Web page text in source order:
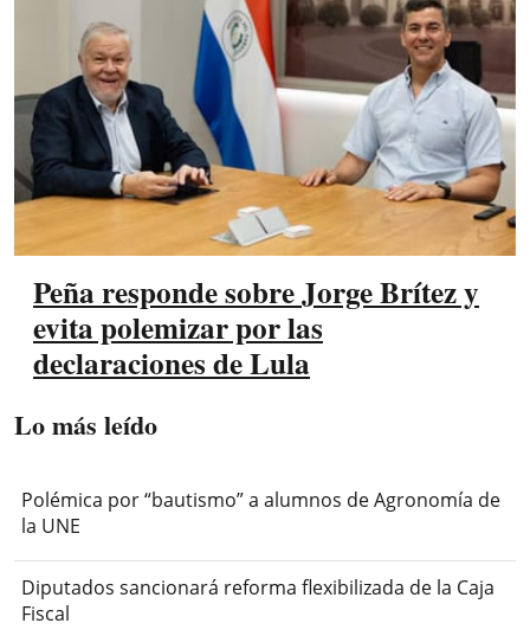
Peña responde sobre Jorge Brítez y
evita polemizar por las
declaraciones de Lula
Lo más leído
Polémica por “bautismo” a alumnos de Agronomía de
la UNE
Diputados sancionará reforma flexibilizada de la Caja
Fiscal